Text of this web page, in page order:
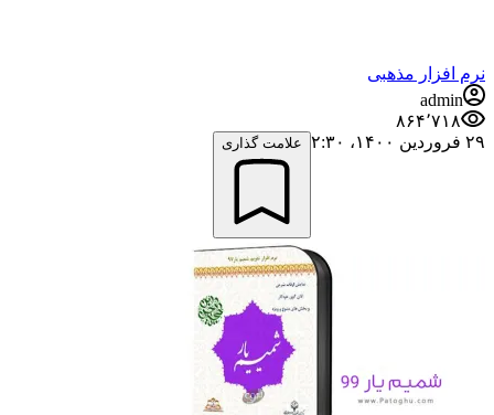
نرم افزار مذهبی
admin
۸۶۴٬۷۱۸
۲۹ فروردین ۱۴۰۰،‏ ۲:۳۰
علامت گذاری